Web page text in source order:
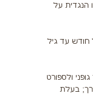
הנגדית על
חודש עד גיל
ולספורט
בעלת